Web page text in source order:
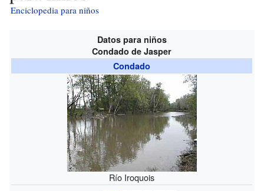
Enciclopedia para niños
Datos para niños
Condado de Jasper
Condado
Río Iroquois